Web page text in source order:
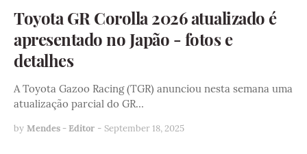
Toyota GR Corolla 2026 atualizado é
apresentado no Japão - fotos e
detalhes
A Toyota Gazoo Racing (TGR) anunciou nesta semana uma
atualização parcial do GR…
by Mendes - Editor - September 18, 2025